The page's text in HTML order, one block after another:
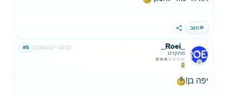
הגב שתף
_Roei_
מתקדם
17/01/12 14:02
#5
יפה בן!